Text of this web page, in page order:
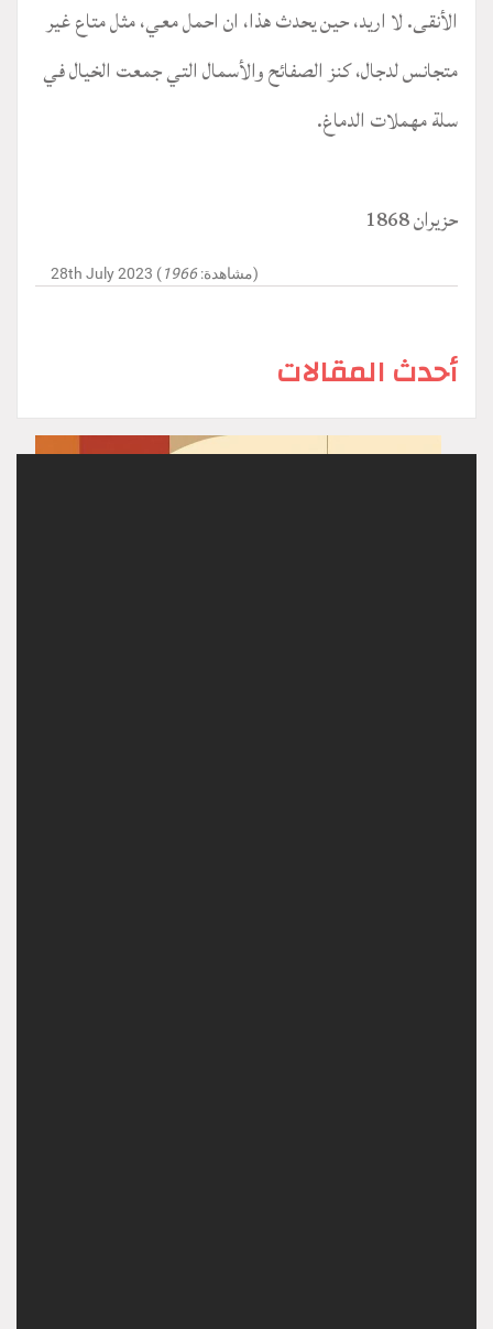
الأنقى. لا اريد، حين يحدث هذا، ان احمل معي، مثل متاع غير
متجانس لدجال، كنز الصفائح والأسمال التي جمعت الخيال في
سلة مهملات الدماغ.
حزيران 1868
28th July 2023 (مشاهدة: 1966 )
أحدث المقالات